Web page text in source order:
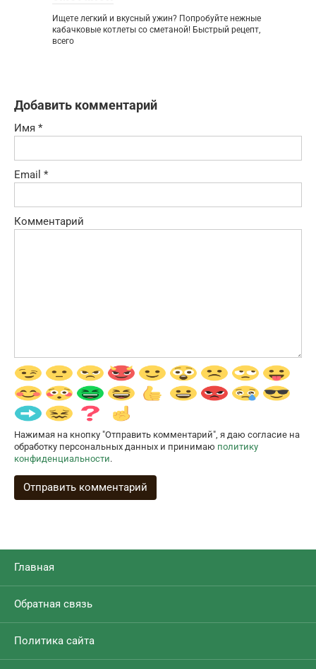
Ищете легкий и вкусный ужин? Попробуйте нежные
кабачковые котлеты со сметаной! Быстрый рецепт,
всего
Добавить комментарий
Имя *
Email *
Комментарий
Нажимая на кнопку "Отправить комментарий", я даю согласие на
обработку персональных данных и принимаю политику
конфиденциальности.
Главная
Обратная связь
Политика сайта